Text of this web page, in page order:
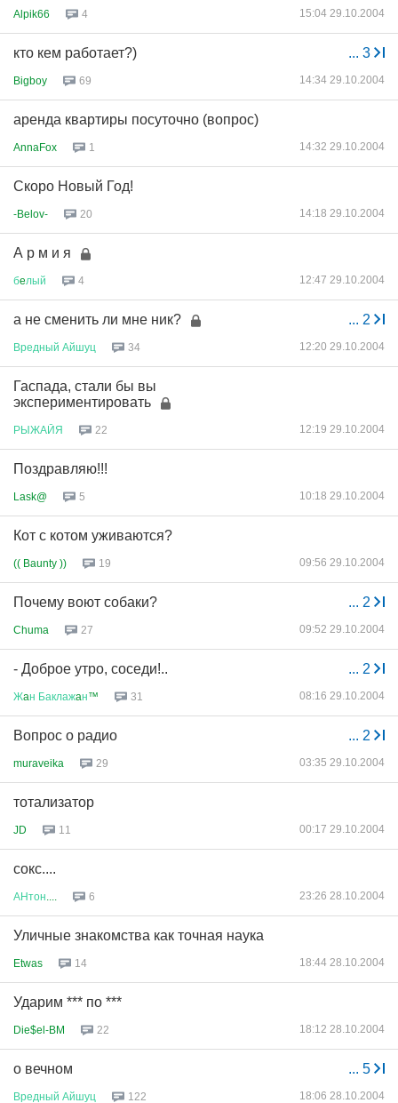
Alpik66 4 15:04 29.10.2004
... 3
кто кем работает?)
Bigboy 69 14:34 29.10.2004
аренда квартиры посуточно (вопрос)
AnnaFox 1 14:32 29.10.2004
Скоро Новый Год!
-Belov- 20 14:18 29.10.2004
А р м и я
бeлый 4 12:47 29.10.2004
... 2
а не сменить ли мне ник?
Вредный Айшуц 34 12:20 29.10.2004
Гаспада, стали бы вы
экспериментировать
РЫЖАЙЯ 22 12:19 29.10.2004
Поздравляю!!!
Lask@ 5 10:18 29.10.2004
Кот с котом уживаются?
(( Baunty )) 19 09:56 29.10.2004
... 2
Почему воют собаки?
Chuma 27 09:52 29.10.2004
... 2
- Доброе утро, соседи!..
Жaн Баклажaн™ 31 08:16 29.10.2004
... 2
Вопрос о радио
muraveika 29 03:35 29.10.2004
тотализатор
JD 11 00:17 29.10.2004
сокс....
АНтон 6 23:26 28.10.2004
Уличные знакомства как точная наука
Etwas 14 18:44 28.10.2004
Ударим *** по ***
Die$el-BM 22 18:12 28.10.2004
... 5
о вечном
Вредный Айшуц 122 18:06 28.10.2004